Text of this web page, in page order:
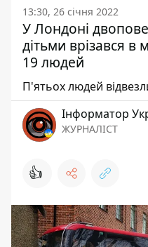
13:30, 26 січня 2022
У Лондоні
дітьми врізався в
19 людей
П'ятьох людей
Інформатор
ЖУРНАЛІСТ
👍